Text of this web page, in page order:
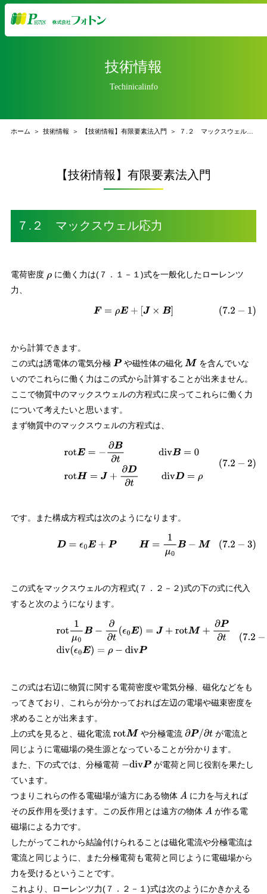
技術情報
Techinicalinfo
ホーム 技術情報 【技術情報】有限要素法入門 ７.２ マックスウェル応力
【技術情報】有限要素法入門
７.２ マックスウェル応力
電荷密度 ρに働く力は(７．１－１)式を一般化したローレンツ
力、
( 7.2 −1)F =ρ E+ J× B]
から計算できます。
この式は誘電体の電気分極 P や磁性体の磁化 M
を含んでいな
いのでこれらに働く力はこの式から計算することが出来ません。
ここで物質中のマックスウェルの方程式に戻ってこれらに働く力
について考えたいと思います。
まず物質中のマックスウェルの方程式は、
7.2−2) rot E= B∂tdiv H=J+∂D ∂t div
です。また構成方程式は次のようになります。
(7.2 3 D= PH=1μ 0B M
この式をマックスウェルの方程式(７．２－２)式の下の式に代入
すると次のようになります。
−4)rot1 μ0 ∂t( ϵ0E )=J +rot M +∂ P∂tdiv(ϵ 0 )=ρ−
この式は右辺に物質に関する電荷密度や電気分極、磁化などをも
ってきており、これらが分かっておれば左辺の電場や磁束密度を
求めることが出来ます。
上の式を見ると、磁化電流 rotM や分極電流 ∂P/ ∂t
が電流と
同じように電磁場の発生源となっていることが分かります。
また、下の式では、分極電荷 −divP
が電荷と同じ役割を果たし
ています。
つまりこれらの作る電磁場が遠方にある物体 A に力を与えれば
その反作用を受けます。この反作用とは遠方の物体 A が作る電
磁場による力です。
したがってこれから結論付けられることは磁化電流や分極電流は
電流と同じように、また分極電荷も電荷と同じように電磁場から
力を受けるということです。
これより、ローレンツ力(７．２－１)式は次のようにかきかえる